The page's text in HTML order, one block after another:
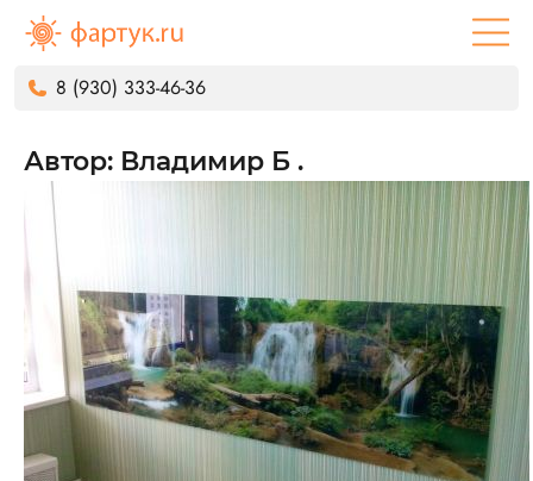
8 (930) 333-46-36
Автор: Владимир Б .